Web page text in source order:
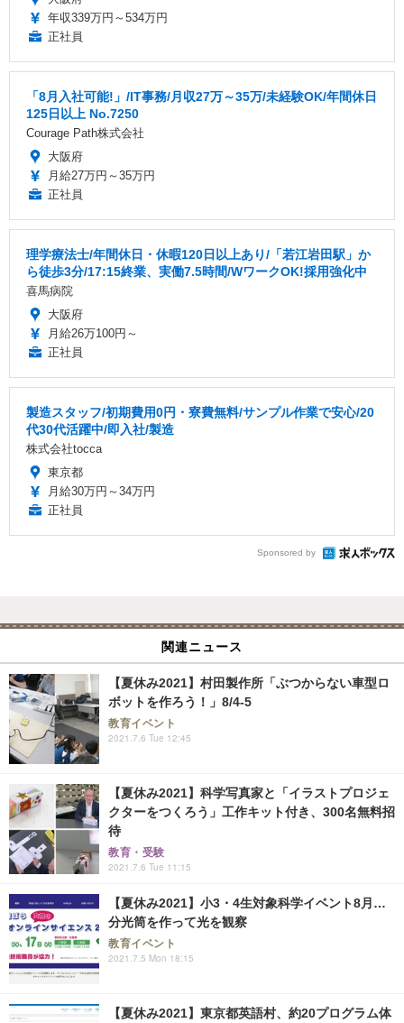
年収339万円～534万円
正社員
「8月入社可能!」/IT事務/月収27万～35万/未経験OK/年間休日
125日以上 No.7250
Courage Path株式会社
大阪府
月給27万円～35万円
正社員
理学療法士/年間休日・休暇120日以上あり/「若江岩田駅」か
ら徒歩3分/17:15終業、実働7.5時間/WワークOK!採用強化中
喜馬病院
大阪府
月給26万100円～
正社員
製造スタッフ/初期費用0円・寮費無料/サンプル作業で安心/20
代30代活躍中/即入社/製造
株式会社tocca
東京都
月給30万円～34万円
正社員
Sponsored by
関連ニュース
【夏休み2021】村田製作所「ぶつからない車型ロ
ボットを作ろう！」8/4-5
教育イベント
2021.7.6 Tue 12:45
【夏休み2021】科学写真家と「イラストプロジェ
クターをつくろう」工作キット付き、300名無料招
待
教育・受験
2021.7.6 Tue 11:15
【夏休み2021】小3・4生対象科学イベント8月…
分光筒を作って光を観察
教育イベント
2021.7.5 Mon 18:15
【夏休み2021】東京都英語村、約20プログラム体